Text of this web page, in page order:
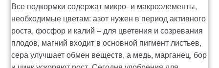
Все подкормки содержат микро- и макроэлементы,
необходимые цветам: азот нужен в период активного
роста, фосфор и калий – для цветения и созревания
плодов, магний входит в основной пигмент листьев,
сера улучшает обмен веществ, а медь, марганец, бор